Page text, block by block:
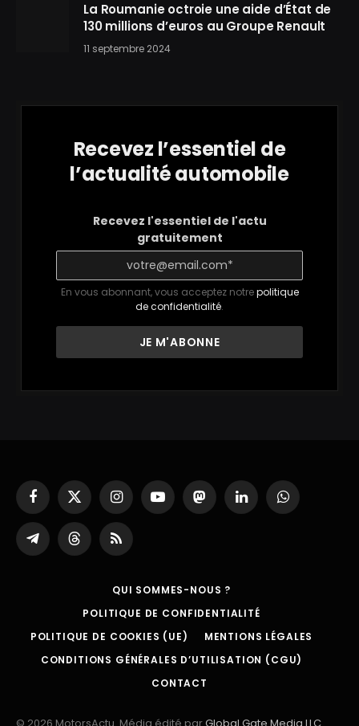
La Roumanie octroie une aide d’État de
130 millions d’euros au Groupe Renault
11 septembre 2024
Recevez l’essentiel de
l’actualité automobile
Recevez l'essentiel de l'actu
gratuitement
En vous abonnant, vous acceptez notrepolitique
de confidentialité.
Facebook
X
(Twitter)
InstagramYouTubeMastodonLinkedInWhatsApp
Partager
sur
ThreadsRSS
QUI SOMMES-NOUS ?
POLITIQUE DE CONFIDENTIALITÉ
POLITIQUE DE COOKIES (UE)
MENTIONS LÉGALES
CONDITIONS GÉNÉRALES D’UTILISATION (CGU)
CONTACT